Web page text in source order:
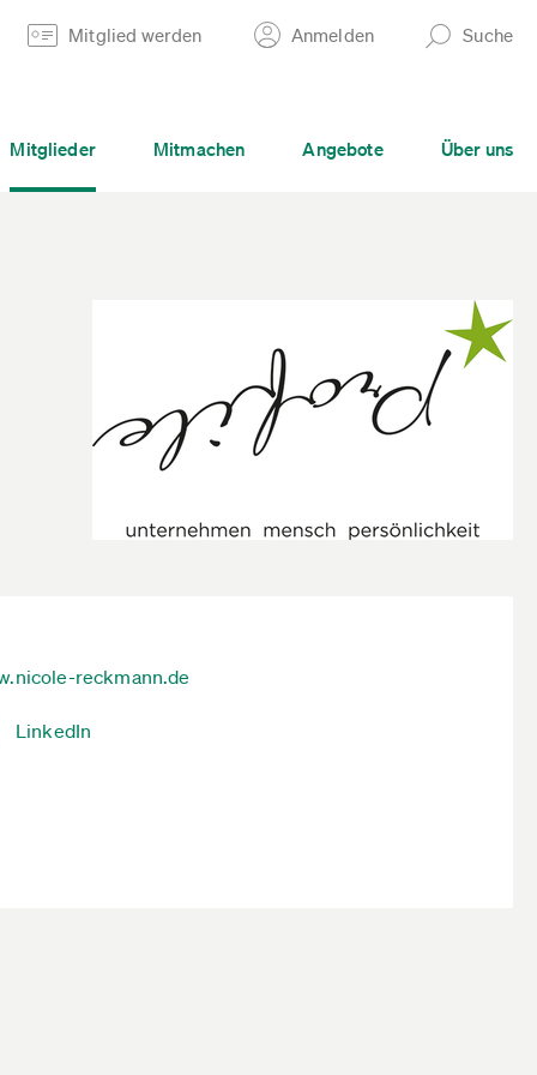
Mitglied werden Anmelden Suche
Mitglieder Mitmachen Angebote Über uns
reckmann.de
LinkedIn